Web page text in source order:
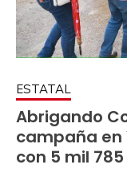
ESTATAL
Abrigando
campaña en
con 5 mil